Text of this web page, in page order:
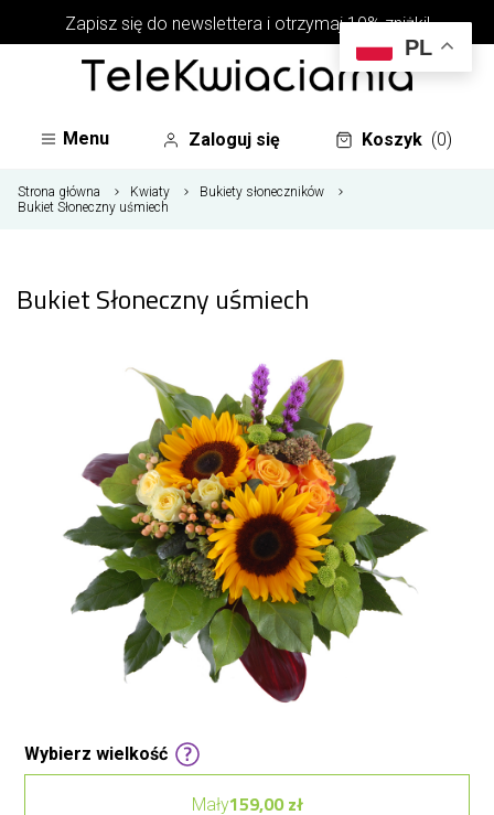
Zapisz się do newslettera i otrzymaj 10% zniżki!
Menu Zaloguj się Koszyk (0)
Strona główna Kwiaty
Bukiety słoneczników
Bukiet Słoneczny uśmiech
Bukiet Słoneczny uśmiech
Wybierz wielkość
Mały159,00 zł
PL